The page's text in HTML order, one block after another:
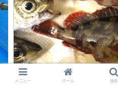
ありがとう、カサゴ
メニュー ホーム 検索